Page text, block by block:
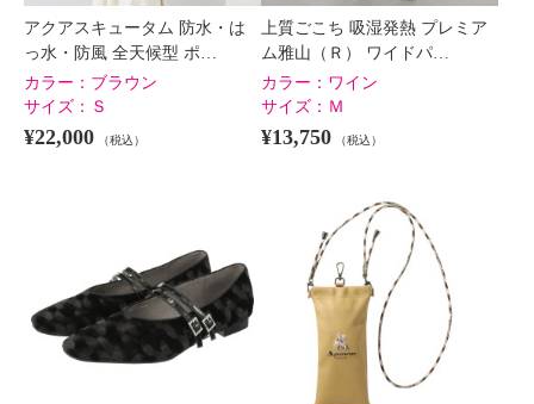
アクアスキュータム 防水・は
っ水・防風 全天候型 ポ…
カラー： ブラウン
サイズ： Ｓ
¥22,000 （税込）
上質ごこち 吸湿発熱 プレミア
ム雅山（Ｒ） ワイドパ…
カラー： ワイン
サイズ： Ｍ
¥13,750 （税込）